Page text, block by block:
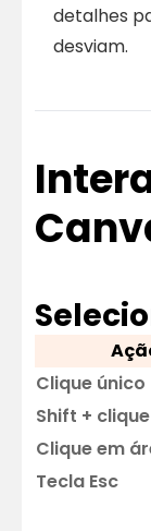
detalhes
desviam.
Clique único
Shift + clique
Clique em
Tecla Esc